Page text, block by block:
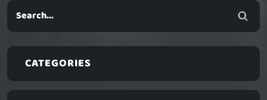
CATEGORIES